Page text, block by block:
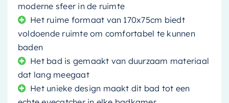
moderne sfeer in de ruimte
Het ruime formaat van 170x75cm biedt
voldoende ruimte om comfortabel te kunnen
baden
Het bad is gemaakt van duurzaam materiaal
dat lang meegaat
Het unieke design maakt dit bad tot een